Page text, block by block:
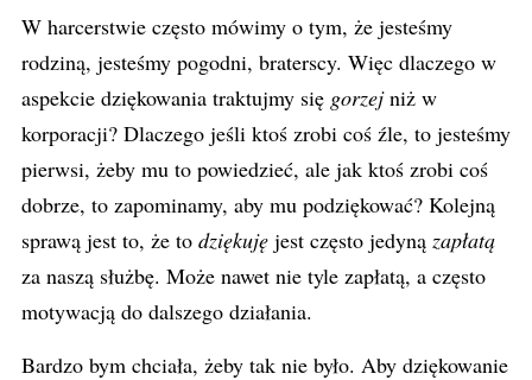
W harcerstwie często mówimy o tym, że jesteśmy
rodziną, jesteśmy pogodni, braterscy. Więc dlaczego w
aspekcie dziękowania traktujmy się gorzejniż w
korporacji? Dlaczego jeśli ktoś zrobi coś źle, to jesteśmy
pierwsi, żeby mu to powiedzieć, ale jak ktoś zrobi coś
dobrze, to zapominamy, aby mu podziękować? Kolejną
sprawą jest to, że to dziękuję jest często jedyną zapłatą
za naszą służbę. Może nawet nie tyle zapłatą, a często
motywacją do dalszego działania.
Bardzo bym chciała, żeby tak nie było. Aby dziękowanie